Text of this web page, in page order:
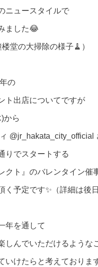
ニュースタイルで
ました😂
楼堂の大掃除の様子🧹）
の
ト出店についてですが
から
@jr_hakata_city_official
りでスタートする
クト』のバレンタイン催
く予定です✨（詳細は後
年を通して
しんでいただけるような
いけたらと考えておりま